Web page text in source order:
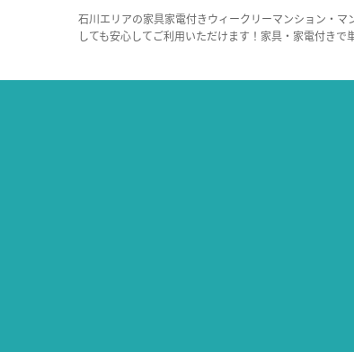
石川エリアの家具家電付きウィークリーマンション・
しても安心してご利用いただけます！家具・家電付きで